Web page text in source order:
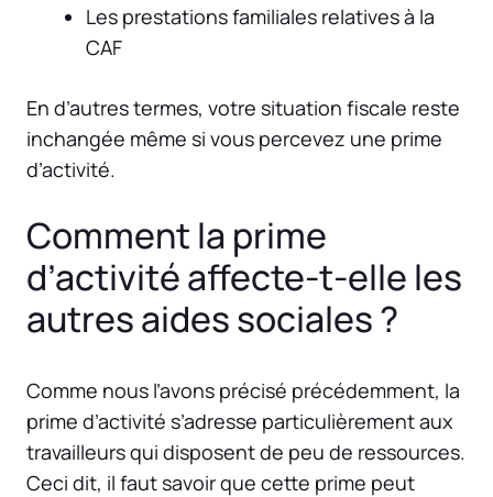
Les prestations familiales relatives à la
CAF
En d’autres termes, votre situation fiscale reste
inchangée même si vous percevez une prime
d’activité.
Comment la prime
d’activité affecte-t-elle les
autres aides sociales ?
Comme nous l’avons précisé précédemment, la
prime d’activité s’adresse particulièrement aux
travailleurs qui disposent de peu de ressources.
Ceci dit, il faut savoir que cette prime peut